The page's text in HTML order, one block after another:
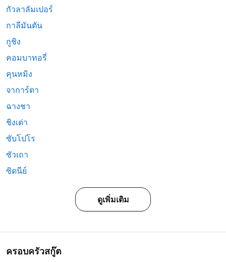
กัวลาลัมเปอร์
กาลีมันตัน
กูชิง
คอมบาทอรี่
คุนหมิง
จาการ์ตา
ฉางชา
ชิงเต่า
ซับโปโร
ซัวเถา
ซิดนีย์
ดูเพิ่มเติม
ครอบครัวสกู๊ต